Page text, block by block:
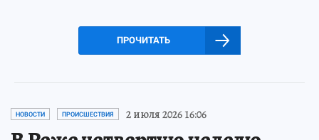
ПРОЧИТАТЬ
НОВОСТИ ПРОИСШЕСТВИЯ 2 июля 2026 16:06